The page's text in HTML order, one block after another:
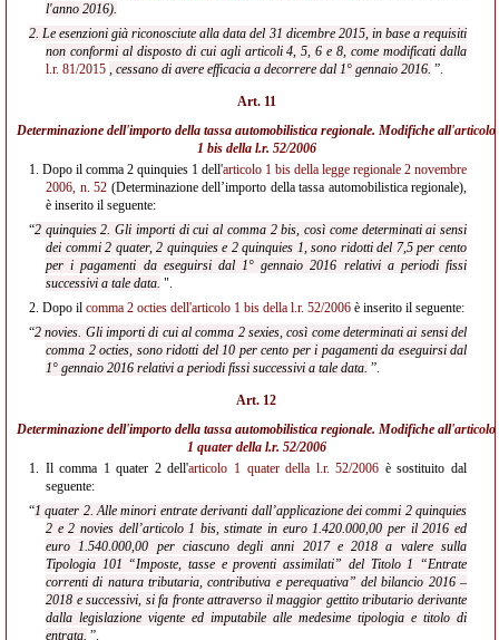
l'anno 2016).
2. Le esenzioni già riconosciute alla data del 31 dicembre 2015, in base a requisiti
non conformi al disposto di cui agli articoli 4, 5, 6 e 8, come modificati dalla
l.r. 81/2015 , cessano di avere efficacia a decorrere dal 1° gennaio 2016. ”.
Art. 11
Determinazione dell'importo della tassa automobilistica regionale. Modifiche all'articolo
1 bis della l.r. 52/2006
1. Dopo il comma 2 quinquies 1 dell'articolo 1 bis della legge regionale 2 novembre
2006, n. 52 (Determinazione dell’importo della tassa automobilistica regionale),
è inserito il seguente:
“2 quinquies 2. Gli importi di cui al comma 2 bis, così come determinati ai sensi
dei commi 2 quater, 2 quinquies e 2 quinquies 1, sono ridotti del 7,5 per cento
per i pagamenti da eseguirsi dal 1° gennaio 2016 relativi a periodi fissi
successivi a tale data. ".
2. Dopo il comma 2 octies dell'articolo 1 bis della l.r. 52/2006 è inserito il seguente:
“2 novies. Gli importi di cui al comma 2 sexies, così come determinati ai sensi del
comma 2 octies, sono ridotti del 10 per cento per i pagamenti da eseguirsi dal
1° gennaio 2016 relativi a periodi fissi successivi a tale data. ”.
Art. 12
Determinazione dell'importo della tassa automobilistica regionale. Modifiche all'articolo
1 quater della l.r. 52/2006
1. Il comma 1 quater 2 dell'articolo 1 quater della l.r. 52/2006 è sostituito dal
seguente:
“1 quater 2. Alle minori entrate derivanti dall’applicazione dei commi 2 quinquies
2 e 2 novies dell’articolo 1 bis, stimate in euro 1.420.000,00 per il 2016 ed
euro 1.540.000,00 per ciascuno degli anni 2017 e 2018 a valere sulla
Tipologia 101 “Imposte, tasse e proventi assimilati” del Titolo 1 “Entrate
correnti di natura tributaria, contributiva e perequativa” del bilancio 2016 –
2018 e successivi, si fa fronte attraverso il maggior gettito tributario derivante
dalla legislazione vigente ed imputabile alle medesime tipologia e titolo di
entrata. ”.